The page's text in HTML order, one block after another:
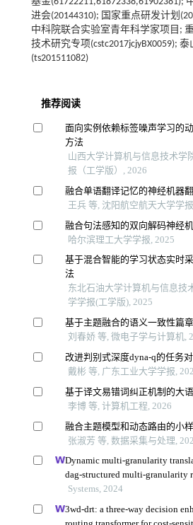
进会(20144310); 国家重点研发计划
中科院联合实验室青年科学家项目;
技术研究专项(cstc2017jcjyBX0059);
(ts201511082)